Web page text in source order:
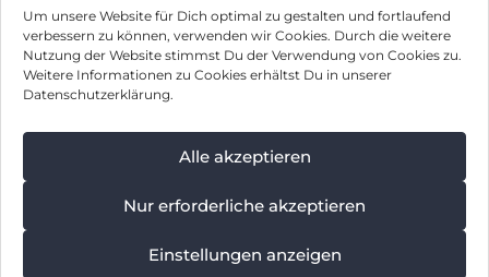
Um unsere Website für Dich optimal zu gestalten und fortlaufend
verbessern zu können, verwenden wir Cookies. Durch die weitere
Nutzung der Website stimmst Du der Verwendung von Cookies zu.
Weitere Informationen zu Cookies erhältst Du in unserer
Datenschutzerklärung.
Alle akzeptieren
Nur erforderliche akzeptieren
Einstellungen anzeigen
Smart
Energy
250
Weiß
92,90€
inkl. MwSt.
Mehr
AGB
Können wir Dir behilflich sein?